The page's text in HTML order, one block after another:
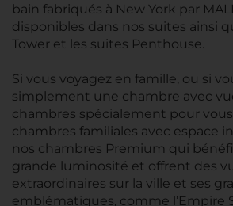
bain fabriqués à New York par
disponibles dans nos suites ainsi
Tower et les suites Penthouse.
Si vous voyagez en famille, ou si
simplement une chambre avec
chambres spécialement pour
chambres familiales avec espace
nos chambres Premium qui
grande luminosité et offrent des
extraordinaires sur la ville et ses
emblématiques, comme l’Empire